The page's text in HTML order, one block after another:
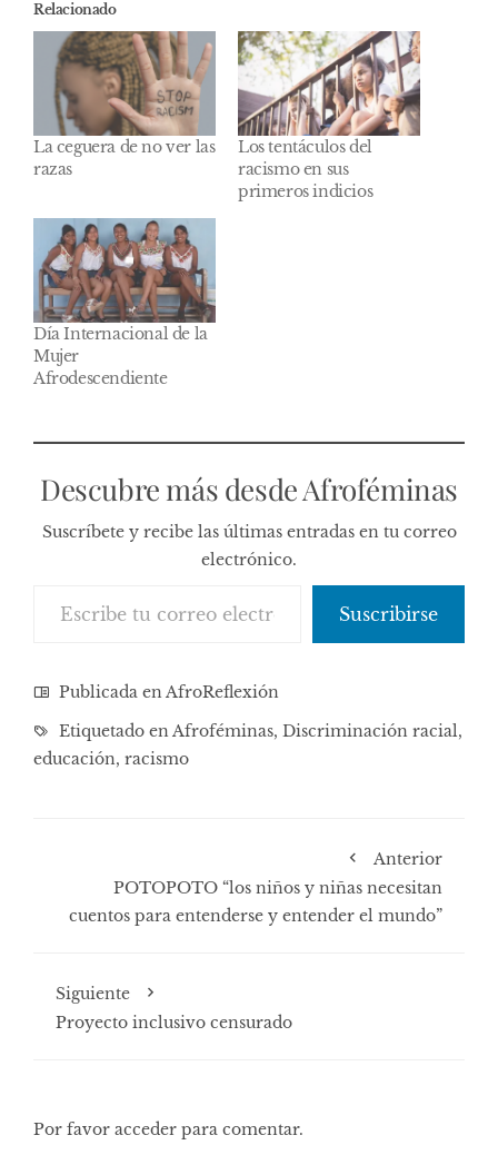
Relacionado
La ceguera de no ver las
razas
Los tentáculos del
racismo en sus
primeros indicios
Día Internacional de la
Mujer
Afrodescendiente
Descubre más desde Afroféminas
Suscríbete y recibe las últimas entradas en tu correo
electrónico.
Suscribirse
Publicada enAfroReflexión
Etiquetado enAfroféminas, Discriminación racial,
educación, racismo
Anterior
POTOPOTO “los niños y niñas necesitan
cuentos para entenderse y entender el mundo”
Siguiente
Proyecto inclusivo censurado
Por favor acceder para comentar.